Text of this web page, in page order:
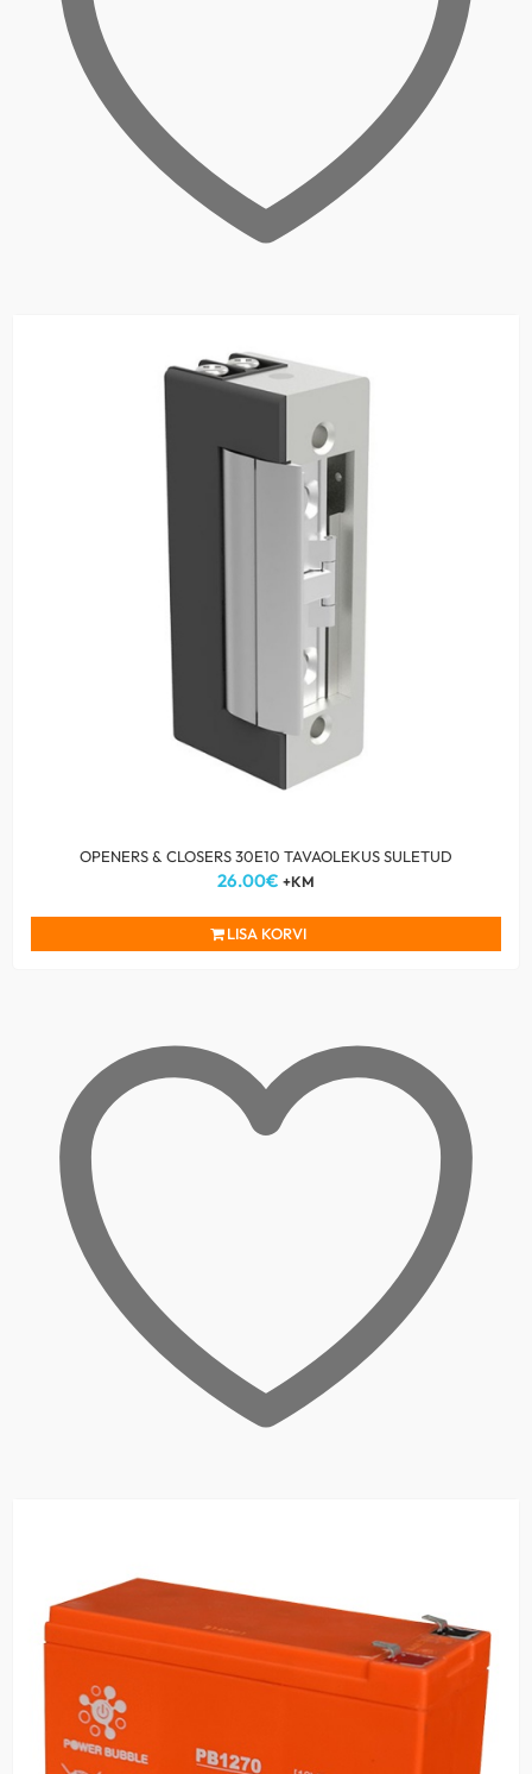
OPENERS & CLOSERS 30E10 TAVAOLEKUS SULETUD
26.00€ +KM
LISA KORVI